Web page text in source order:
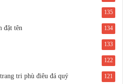
135
đặt tên 134
133
122
tri phù điêu đá quý 121